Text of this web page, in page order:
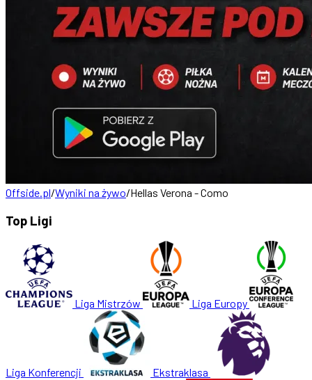
Offside.pl/Wyniki na żywo/Hellas Verona - Como
Top Ligi
Liga Mistrzów Liga Europy
Liga Konferencji Ekstraklasa